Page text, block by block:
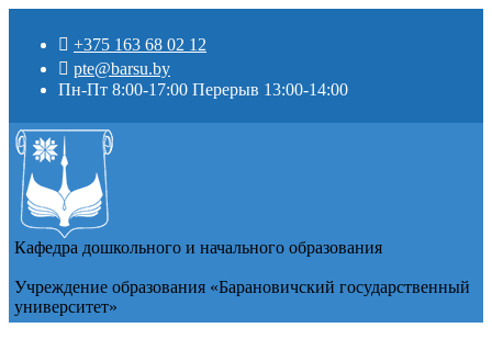
+375 163 68 02 12
pte@barsu.by
Пн-Пт 8:00-17:00 Перерыв 13:00-14:00
Кафедра дошкольного и начального образования
Учреждение образования «Барановичский государственный
университет»